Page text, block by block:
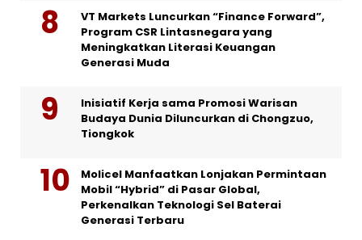
VT Markets Luncurkan “Finance Forward”,
Program CSR Lintasnegara yang
Meningkatkan Literasi Keuangan
Generasi Muda
Inisiatif Kerja sama Promosi Warisan
Budaya Dunia Diluncurkan di Chongzuo,
Tiongkok
Molicel Manfaatkan Lonjakan Permintaan
Mobil “Hybrid” di Pasar Global,
Perkenalkan Teknologi Sel Baterai
Generasi Terbaru